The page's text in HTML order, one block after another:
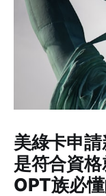
美綠卡申
是符合資格
OPT族必